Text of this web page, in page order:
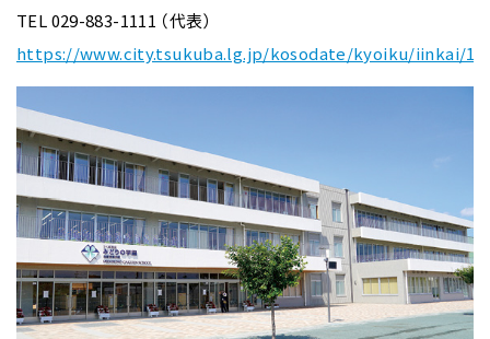
TEL 029-883-1111 （代表）
https://www.city.tsukuba.lg.jp/kosodate/kyoiku/iinkai/